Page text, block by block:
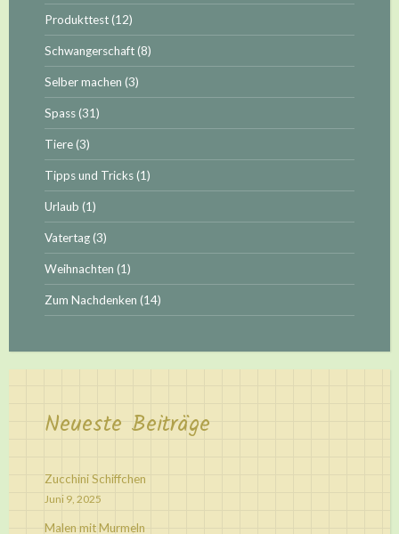
Produkttest(12)
Schwangerschaft(8)
Selber machen (3)
Spass(31)
Tiere(3)
Tipps und Tricks(1)
Urlaub (1)
Vatertag(3)
Weihnachten (1)
Zum Nachdenken (14)
Neueste Beiträge
Zucchini Schiffchen
Juni 9, 2025
Malen mit Murmeln